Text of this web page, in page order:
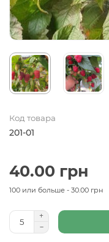
Код товара
201-01
40.00 грн
100 или больше - 30.00 грн